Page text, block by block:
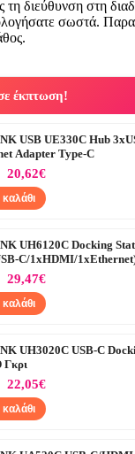
διεύθυνση στη
σωστά.
έκπτωση!
USB UE330C Hub
Adapter Type-C
20,62€
καλάθι
UH6120C Docking
C/1xHDMI/
29,47€
καλάθι
UH3020C USB-C
Γκρι
22,05€
καλάθι